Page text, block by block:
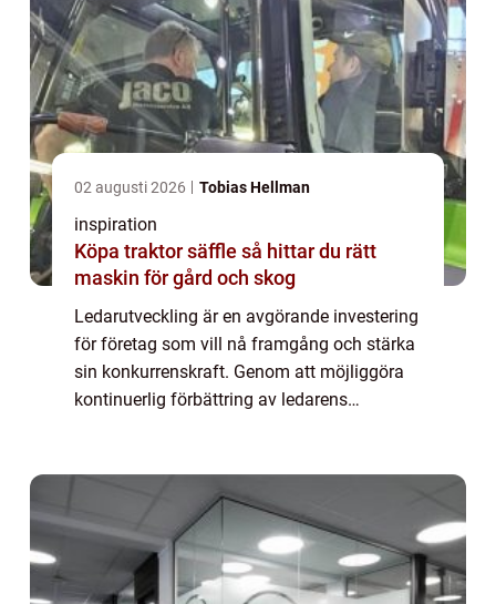
02 augusti 2026 Tobias Hellman
inspiration
Köpa traktor säffle så hittar du rätt
maskin för gård och skog
Ledarutveckling är en avgörande investering
för företag som vill nå framgång och stärka
sin konkurrenskraft. Genom att möjliggöra
kontinuerlig förbättring av ledarens